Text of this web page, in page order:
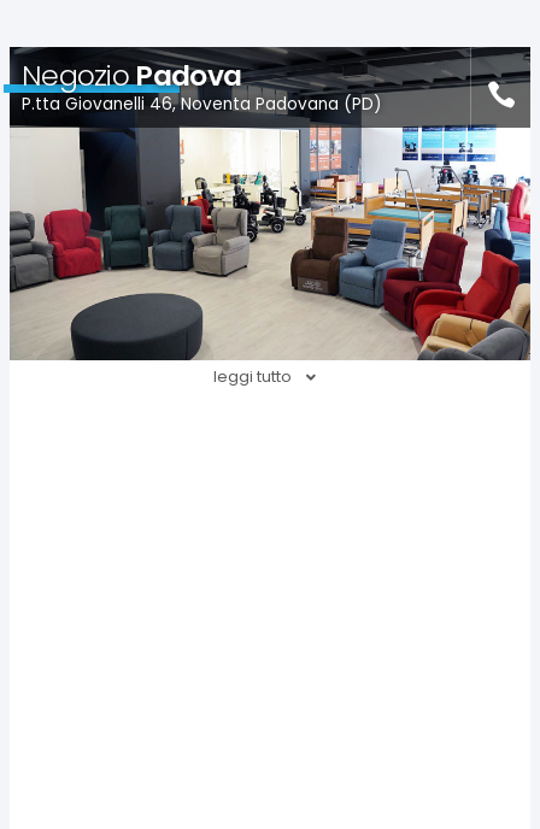
NegozioPadova
P.tta Giovanelli 46, Noventa Padovana (PD)
leggi tutto